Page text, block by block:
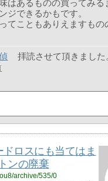
はあるものの買ってみ
ジできるかもです。
てこともありえますもの
拝読させて頂きました
ロスにも当てはま
ンの廃棄
archive/535/0